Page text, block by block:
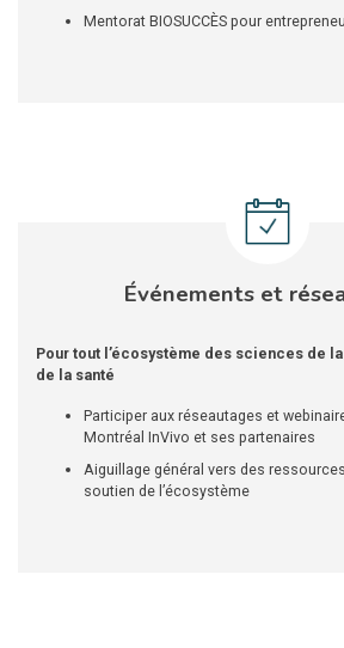
Mentorat BIOSUCCÈS pour
Événements et
Pour tout l’écosystème des sciences de
de la santé
Participer aux réseautages et
Montréal InVivo et ses partenaires
Aiguillage général vers des
soutien de l’écosystème